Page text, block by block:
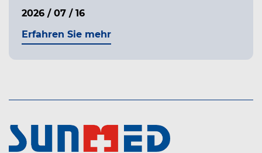
2026 / 07 / 16
Erfahren Sie mehr